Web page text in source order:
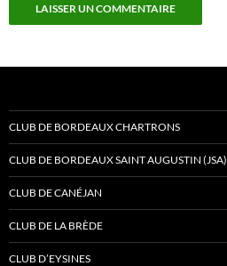
CLUB DE BORDEAUX CHARTRONS
CLUB DE BORDEAUX SAINT AUGUSTIN (JSA)
CLUB DE CANÉJAN
CLUB DE LA BRÈDE
CLUB D’EYSINES